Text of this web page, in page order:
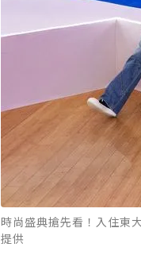
時尚盛典搶先看！入住
提供